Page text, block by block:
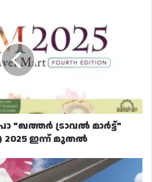
ട്രാവൽ മാർട്ട്"
2025 ഇന്ന് മുതൽ